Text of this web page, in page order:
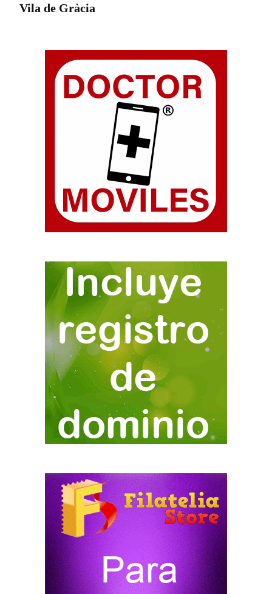
Vila de Gràcia